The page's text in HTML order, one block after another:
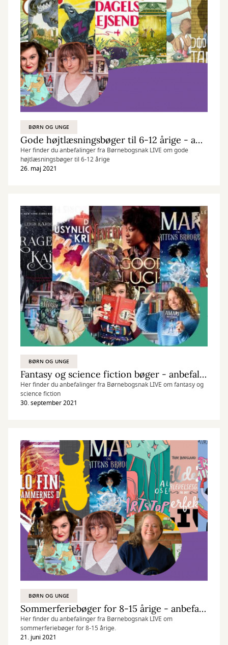
BØRN OG UNGE
Gode højtlæsningsbøger til 6-12 årige - anbefalinger fra Børnebogsnak LIVE den 26/5 2021
Her finder du anbefalinger fra Børnebogsnak LIVE om gode
højtlæsningsbøger til 6-12 årige
26. maj 2021
BØRN OG UNGE
Fantasy og science fiction bøger - anbefalinger fra Børnebogsnak LIVE den 30/9 2021
Her finder du anbefalinger fra Børnebogsnak LIVE om fantasy og
science fiction
30. september 2021
BØRN OG UNGE
Sommerferiebøger for 8-15 årige - anbefalinger fra Børnebogsnak LIVE den 21/6 2021
Her finder du anbefalinger fra Børnebogsnak LIVE om
sommerferiebøger for 8-15 årige.
21. juni 2021